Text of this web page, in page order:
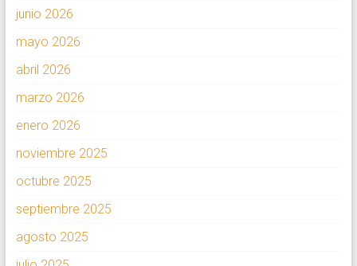
junio 2026
mayo 2026
abril 2026
marzo 2026
enero 2026
noviembre 2025
octubre 2025
septiembre 2025
agosto 2025